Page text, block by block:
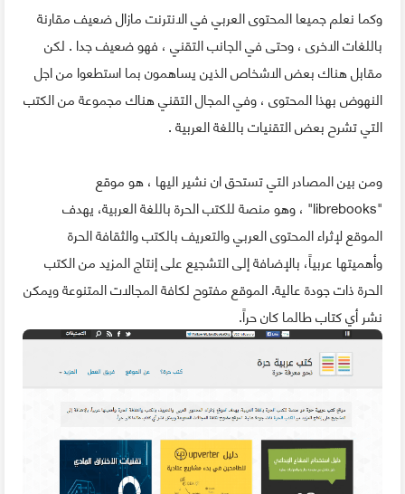
وكما نعلم جميعا المحتوى العربي في الانترنت مازال ضعيف مقارنة
باللغات الاخرى ، وحتى في الجانب التقني ، فهو ضعيف جدا . لكن
مقابل هناك بعض الاشخاص الذين يساهمون بما استطعوا من اجل
النهوض بهذا المحتوى ، وفي المجال التقني هناك مجموعة من الكتب
التي تشرح بعض التقنيات باللغة العربية .
ومن بين المصادر التي تستحق ان نشير اليها ، هو موقع
"librebooks" ، وهو منصة للكتب الحرة باللغة العربية، يهدف
الموقع لإثراء المحتوى العربي والتعريف بالكتب والثقافة الحرة
وأهميتها عربياً، بالإضافة إلى التشجيع على إنتاج المزيد من الكتب
الحرة ذات جودة عالية. الموقع مفتوح لكافة المجالات المتنوعة ويمكن
نشر أي كتاب طالما كان حراً.